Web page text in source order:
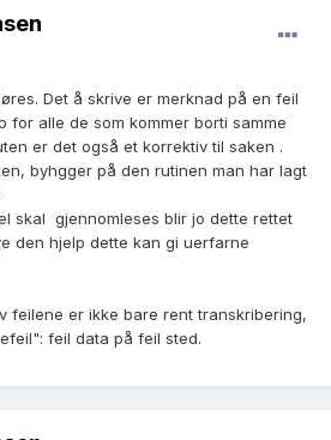
Det å skrive er merknad på en feil
for alle de som kommer borti samme
er det også et korrektiv til saken .
byhgger på den rutinen man har lagt
skal gjennomleses blir jo dette rettet
den hjelp dette kan gi uerfarne
feilene er ikke bare rent transkribering,
feil data på feil sted.